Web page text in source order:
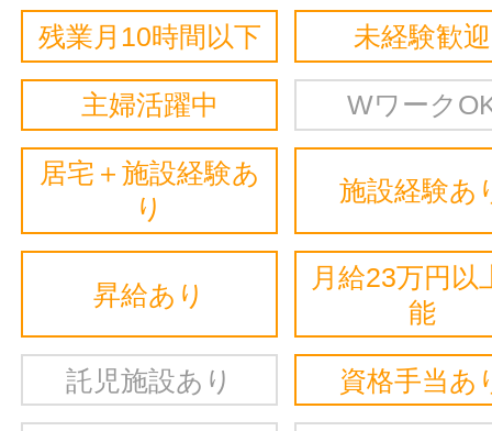
残業月10時間以下 未経験歓迎
主婦活躍中 Wワーク
居宅＋施設経験あ
り
施設経験あ
昇給あり
月給23万円以
能
託児施設あり 資格手当あ